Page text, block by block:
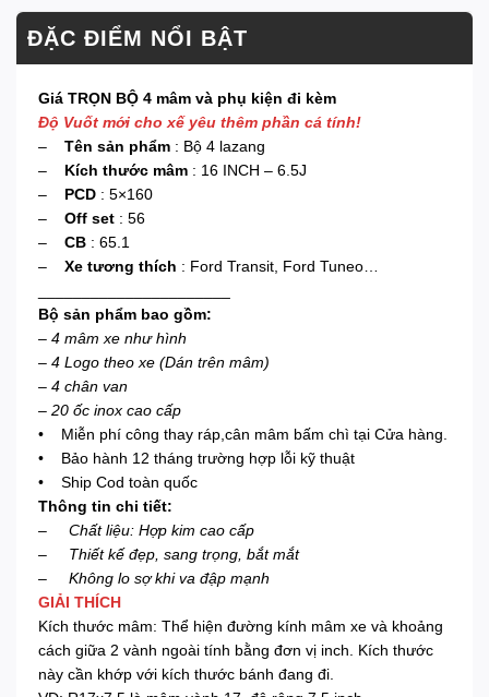
ĐẶC ĐIỂM NỔI BẬT
Giá TRỌN BỘ 4 mâm và phụ kiện đi kèm
Độ Vuốt mới cho xế yêu thêm phần cá tính!
–
Tên sản phẩm : Bộ 4 lazang
–
Kích thước mâm : 16 INCH – 6.5J
–
PCD : 5×160
–
Off set : 56
–
CB : 65.1
–
Xe tương thích : Ford Transit, Ford Tuneo…
Bộ sản phẩm bao gồm:
– 4 mâm xe như hình
– 4 Logo theo xe (Dán trên mâm)
– 4 chân van
– 20 ốc inox cao cấp
• Miễn phí công thay ráp,cân mâm bấm chì tại Cửa hàng.
• Bảo hành 12 tháng trường hợp lỗi kỹ thuật
• Ship Cod toàn quốc
Thông tin chi tiết:
– Chất liệu: Hợp kim cao cấp
– Thiết kế đẹp, sang trọng, bắt mắt
– Không lo sợ khi va đập mạnh
GIẢI THÍCH
Kích thước mâm: Thể hiện đường kính mâm xe và khoảng
cách giữa 2 vành ngoài tính bằng đơn vị inch. Kích thước
này cần khớp với kích thước bánh đang đi.